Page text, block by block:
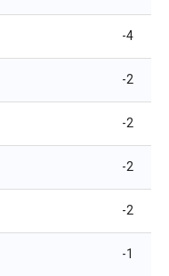
-4
-2
-2
-2
-2
-1